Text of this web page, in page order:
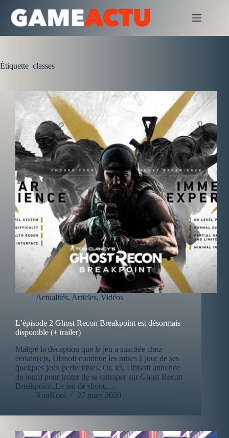
contenu
Étiquette classes
Actualités, Articles, Vidéos
L’épisode 2 Ghost Recon Breakpoint est désormais
disponible (+ trailer)
Malgré la déception que le jeu a suscitée chez
certain(e)s, Ubisoft continue les mises à jour de ses
quelques jeux perfectibles. Or, ici, Ubisoft annonce
du lourd pour tenter de se rattraper sur Ghost Recon
Breakpoint. Le jeu de shoot,…
RouKool
27 mars 2020